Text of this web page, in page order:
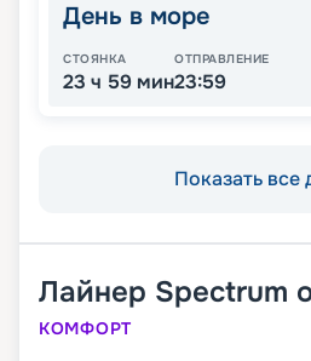
День в море
СТОЯНКА
23 ч 59 мин
ОТПРАВЛЕНИЕ
23:59
Показать все
Лайнер Spectrum
КОМФОРТ